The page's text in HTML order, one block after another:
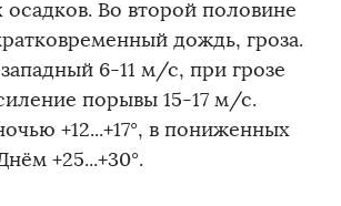
Во второй половине
дождь, гроза.
6-11 м/с, при грозе
порывы 15-17 м/с.
+12...+17°, в пониженных
+25...+30°.